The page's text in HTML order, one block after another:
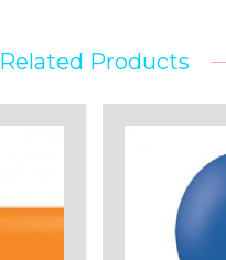
Related Products